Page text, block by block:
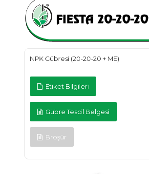
FIESTA 20-20-20
NPK Gübresi (20-20-20 + ME)
Etiket Bilgileri
Gübre Tescil Belgesi
Broşür